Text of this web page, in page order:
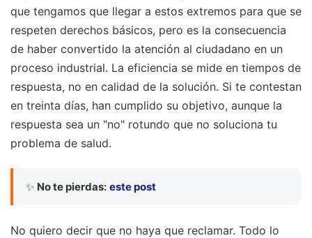
que tengamos que llegar a estos extremos para que se
respeten derechos básicos, pero es la consecuencia
de haber convertido la atención al ciudadano en un
proceso industrial. La eficiencia se mide en tiempos de
respuesta, no en calidad de la solución. Si te contestan
en treinta días, han cumplido su objetivo, aunque la
respuesta sea un "no" rotundo que no soluciona tu
problema de salud.
✨ No te pierdas: este post
No quiero decir que no haya que reclamar. Todo lo